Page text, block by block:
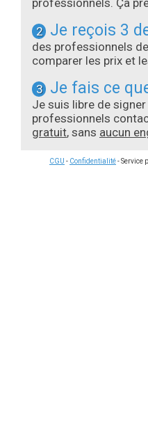
professionnels. Ça
2 Je reçois 3
des professionnels
comparer les prix et
3 Je fais ce
Je suis libre de
professionnels
gratuit, sans aucun
CGU - Confidentialité- Service